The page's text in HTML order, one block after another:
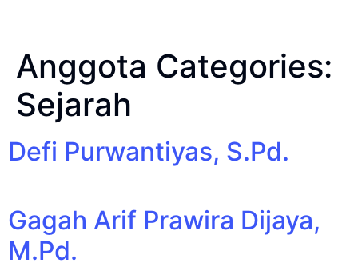
Anggota Categories:
Sejarah
Defi Purwantiyas, S.Pd.
Gagah Arif Prawira Dijaya,
M.Pd.